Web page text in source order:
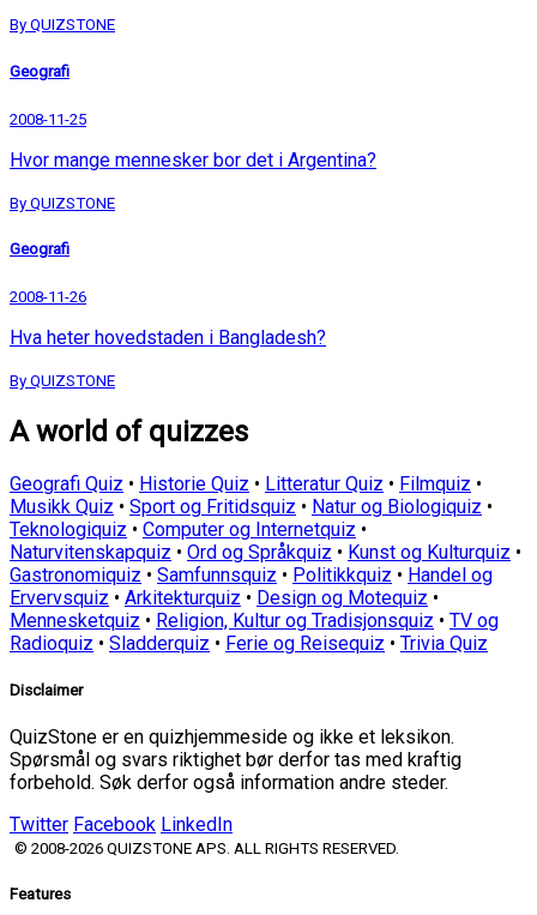
By QUIZSTONE
Geografi
2008-11-25
Hvor mange mennesker bor det i Argentina?
By QUIZSTONE
Geografi
2008-11-26
Hva heter hovedstaden i Bangladesh?
By QUIZSTONE
A world of quizzes
Geografi Quiz • Historie Quiz • Litteratur Quiz • Filmquiz •
Musikk Quiz • Sport og Fritidsquiz • Natur og Biologiquiz •
Teknologiquiz • Computer og Internetquiz •
Naturvitenskapquiz • Ord og Språkquiz • Kunst og Kulturquiz •
Gastronomiquiz • Samfunnsquiz • Politikkquiz • Handel og
Ervervsquiz • Arkitekturquiz • Design og Motequiz •
Mennesketquiz • Religion, Kultur og Tradisjonsquiz • TV og
Radioquiz • Sladderquiz • Ferie og Reisequiz • Trivia Quiz
Disclaimer
QuizStone er en quizhjemmeside og ikke et leksikon.
Spørsmål og svars riktighet bør derfor tas med kraftig
forbehold. Søk derfor også information andre steder.
Twitter Facebook LinkedIn
© 2008-2026 QUIZSTONE APS. ALL RIGHTS RESERVED.
Features